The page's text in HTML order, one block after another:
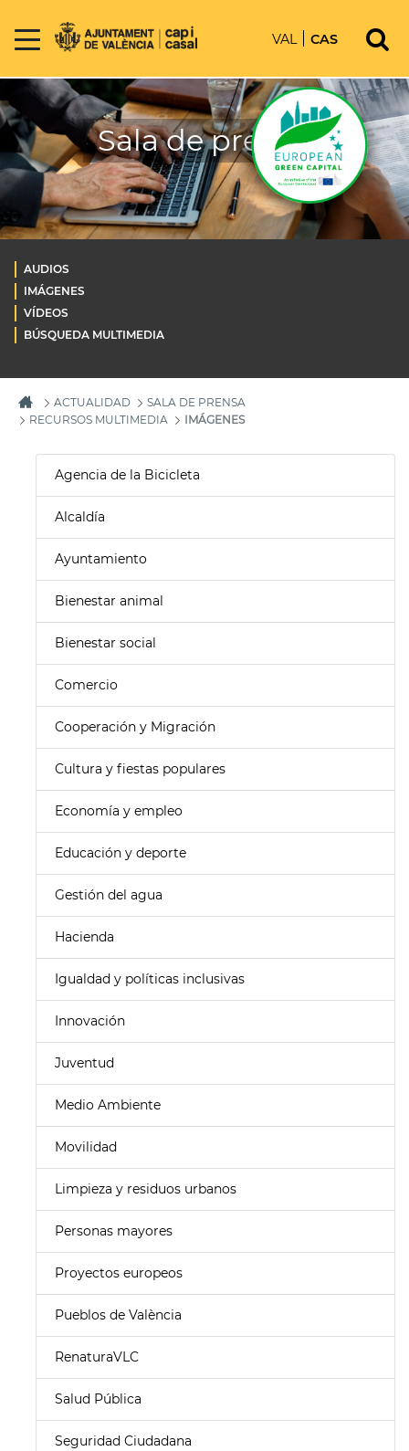
VAL CAS
Sala de prensa
AUDIOS
IMÁGENES
VÍDEOS
BÚSQUEDA MULTIMEDIA
ACTUALIDAD
SALA DE PRENSA
RECURSOS MULTIMEDIA
IMÁGENES
Agencia de la Bicicleta
Alcaldía
Ayuntamiento
Bienestar animal
Bienestar social
Comercio
Cooperación y Migración
Cultura y fiestas populares
Economía y empleo
Educación y deporte
Gestión del agua
Hacienda
Igualdad y políticas inclusivas
Innovación
Juventud
Medio Ambiente
Movilidad
Limpieza y residuos urbanos
Personas mayores
Proyectos europeos
Pueblos de València
RenaturaVLC
Salud Pública
Seguridad Ciudadana